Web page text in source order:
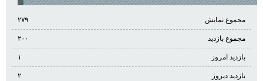
مجموع نمایش‌ ۲۷۹
مجموع بازدید ۲۰۰
بازدید امروز ۱
بازدید دیروز ۲